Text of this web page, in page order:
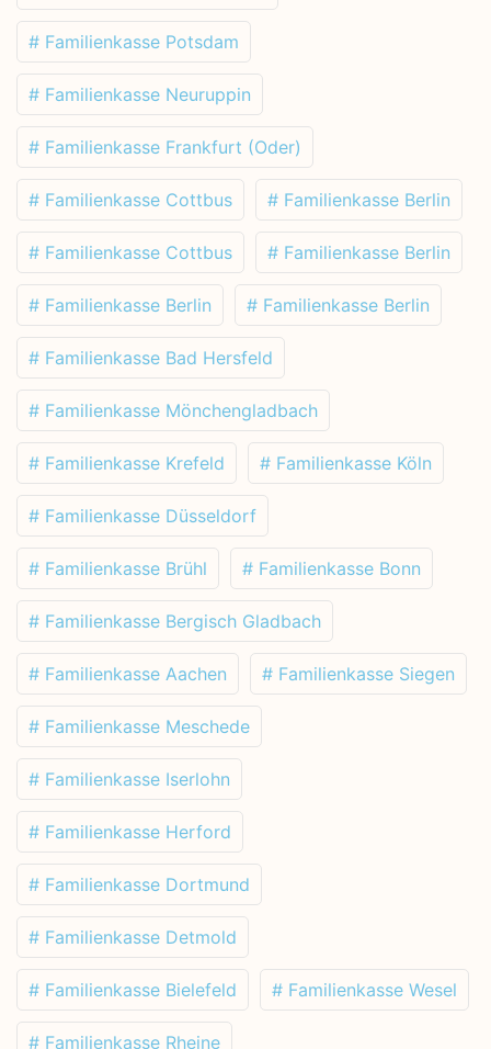
# Familienkasse Potsdam
# Familienkasse Neuruppin
# Familienkasse Frankfurt (Oder)
# Familienkasse Cottbus # Familienkasse Berlin
# Familienkasse Cottbus # Familienkasse Berlin
# Familienkasse Berlin # Familienkasse Berlin
# Familienkasse Bad Hersfeld
# Familienkasse Mönchengladbach
# Familienkasse Krefeld # Familienkasse Köln
# Familienkasse Düsseldorf
# Familienkasse Brühl # Familienkasse Bonn
# Familienkasse Bergisch Gladbach
# Familienkasse Aachen # Familienkasse Siegen
# Familienkasse Meschede
# Familienkasse Iserlohn
# Familienkasse Herford
# Familienkasse Dortmund
# Familienkasse Detmold
# Familienkasse Bielefeld # Familienkasse Wesel
# Familienkasse Rheine